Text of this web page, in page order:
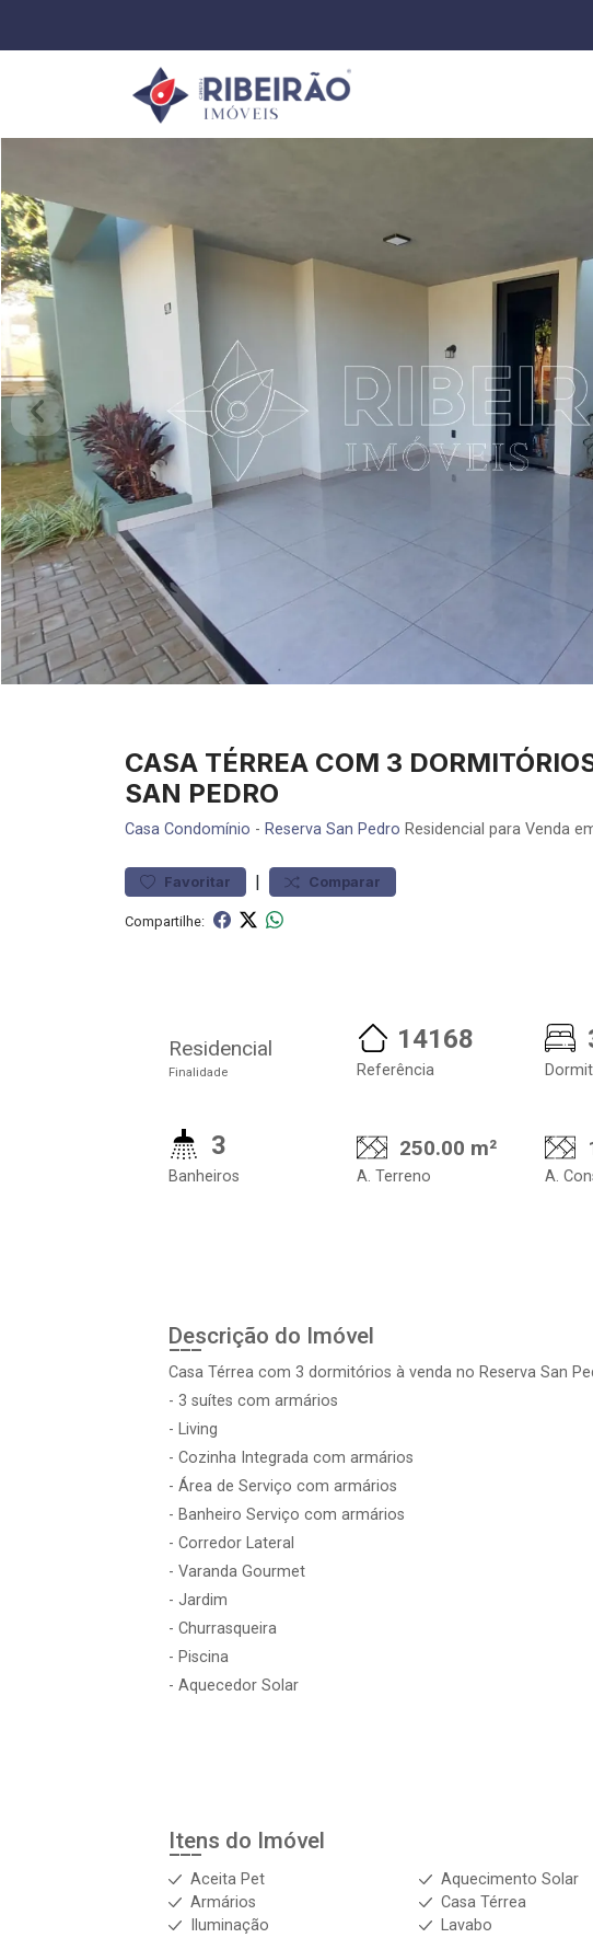
CASA TÉRREA COM 3
SAN PEDRO
Casa Condomínio - Reserva San Pedro Residencial para Venda
Favoritar | Comparar
Compartilhe:
Residencial
Finalidade
14168
Referência
3
Banheiros
250.00 m²
A. Terreno A.
Descrição do Imóvel
Casa Térrea com 3 dormitórios à venda no Reserva San
- 3 suítes com armários
- Living
- Cozinha Integrada com armários
- Área de Serviço com armários
- Banheiro Serviço com armários
- Corredor Lateral
- Varanda Gourmet
- Jardim
- Churrasqueira
- Piscina
- Aquecedor Solar
Itens do Imóvel
Aceita Pet Aquecimento Solar
Armários
Casa Térrea
Iluminação
Lavabo